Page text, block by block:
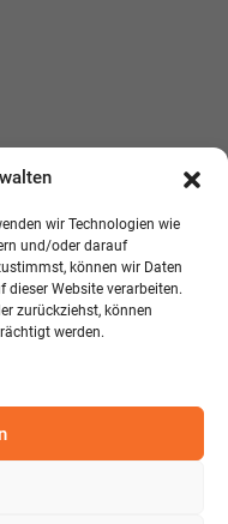
wir Technologien wie
und/oder darauf
können wir Daten
dieser Website verarbeiten.
zurückziehst, können
werden.
Rechte vorbehalten.